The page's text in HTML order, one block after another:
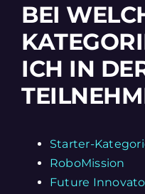
BEI
ICH IN
Starter-
RoboMission
Future